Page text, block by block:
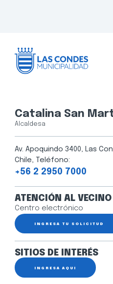
Catalina San
Alcaldesa
Av. Apoquindo 3400, Las
Chile, Teléfono:
+56 2 2950 7000
ATENCIÓN AL VECINO
Centro electrónico
INGRESA TU SOLICITUD
SITIOS DE INTERÉS
INGRESA AQUÍ